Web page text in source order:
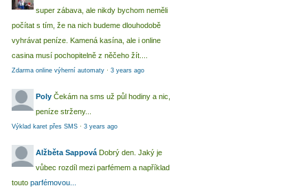
super zábava, ale nikdy bychom neměli
počítat s tím, že na nich budeme dlouhodobě
vyhrávat peníze. Kamená kasína, ale i online
casina musí pochopitelně z něčeho žít....
Zdarma online výherní automaty · 3 years ago
Poly Čekám na sms už půl hodiny a nic,
peníze strženy...
Výklad karet přes SMS · 3 years ago
Alžběta Sappová Dobrý den. Jaký je
vůbec rozdíl mezi parfémem a například
touto parfémovou...